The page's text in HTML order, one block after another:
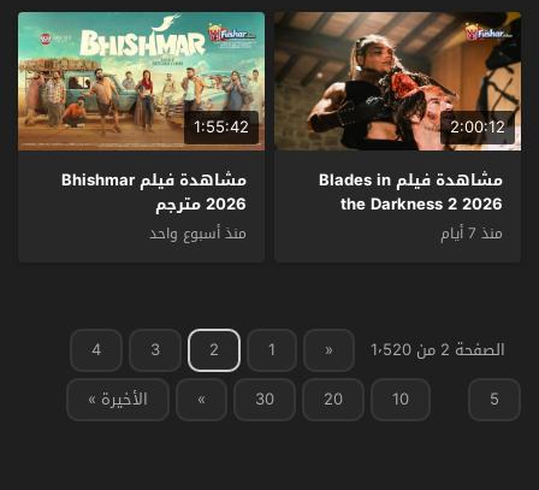
2:00:12
مشاهدة فيلم Blades in
the Darkness 2 2026
مترجم
منذ 7 أيام
1:55:42
مشاهدة فيلم Bhishmar
2026 مترجم
منذ أسبوع واحد
الصفحة 2 من 1٬520 «
1
2
3
4
5
10
20
30
» الأخيرة »